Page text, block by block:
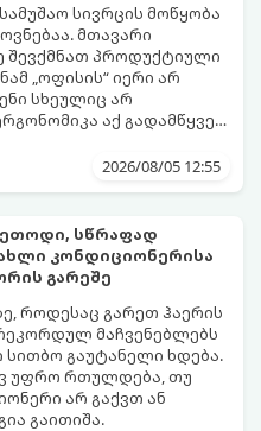
სივრცის მოწყობა
მთავარი
შევქმნათ პროდუქტიული
„ოფისის“ იერი არ
სხეულიც არ
აქ გადამწყვეტ
2026/08/05 12:55
სწრაფად
კონდიციონერისა
გარეშე
როდესაც გარეთ ჰაერის
მაჩვენებლებს
სითბო გაუტანელი ხდება.
უფრო რთულდება, თუ
არ გაქვთ ან
გაითიშა.